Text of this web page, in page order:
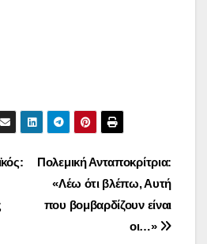
Πολεμική Ανταποκρίτρια:
«Λέω ότι βλέπω, Αυτή
που βομβαρδίζουν είναι
οι…»